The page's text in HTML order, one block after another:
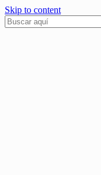
Skip to content